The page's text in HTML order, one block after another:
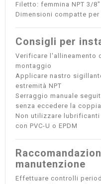
Filetto: femmina NPT 3/8"
Dimensioni compatte
Consigli per
Verificare l'allineamento
montaggio
Applicare nastro
estremità NPT
Serraggio manuale
senza eccedere la
Non utilizzare
con PVC-U o EPDM
manutenzione
Effettuare controlli